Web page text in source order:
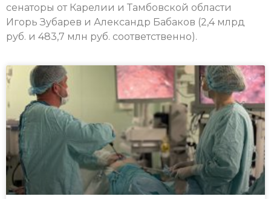
сенаторы от Карелии и Тамбовской области
Игорь Зубарев и Александр Бабаков (2,4 млрд
руб. и 483,7 млн руб. соответственно).